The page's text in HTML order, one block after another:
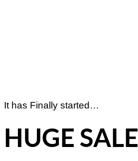
It has Finally started…
HUGE SALE